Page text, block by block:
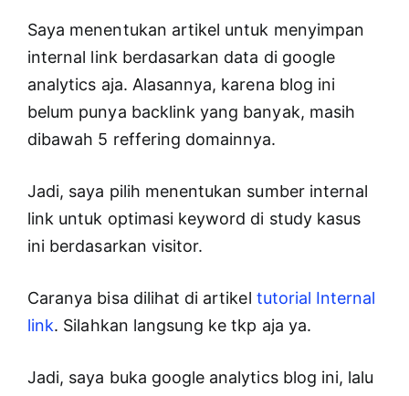
Saya menentukan artikel untuk menyimpan
internal link berdasarkan data di google
analytics aja. Alasannya, karena blog ini
belum punya backlink yang banyak, masih
dibawah 5 reffering domainnya.
Jadi, saya pilih menentukan sumber internal
link untuk optimasi keyword di study kasus
ini berdasarkan visitor.
Caranya bisa dilihat di artikel tutorial Internal
link. Silahkan langsung ke tkp aja ya.
Jadi, saya buka google analytics blog ini, lalu